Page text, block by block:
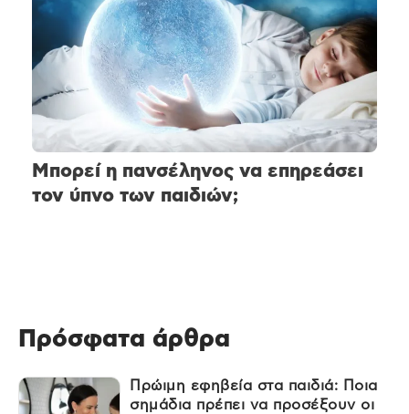
Μπορεί η πανσέληνος να επηρεάσει
τον ύπνο των παιδιών;
Πρόσφατα άρθρα
Πρώιμη εφηβεία στα παιδιά: Ποια
σημάδια πρέπει να προσέξουν οι